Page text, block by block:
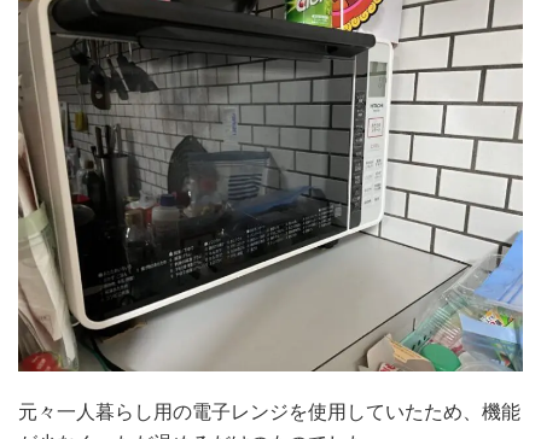
元々一人暮らし用の電子レンジを使用していたため、機能